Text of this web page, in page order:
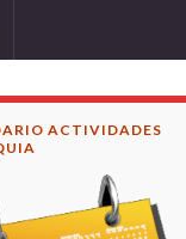
ACTIVIDADES